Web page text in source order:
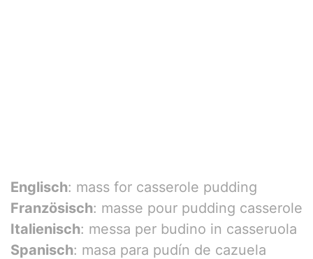
Englisch: mass for casserole pudding
Französisch: masse pour pudding casserole
Italienisch: messa per budino in casseruola
Spanisch: masa para pudín de cazuela